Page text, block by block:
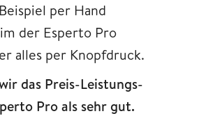
per Hand
der Esperto Pro
alles per Knopfdruck.
das Preis-Leistungs-
Pro als sehr gut.